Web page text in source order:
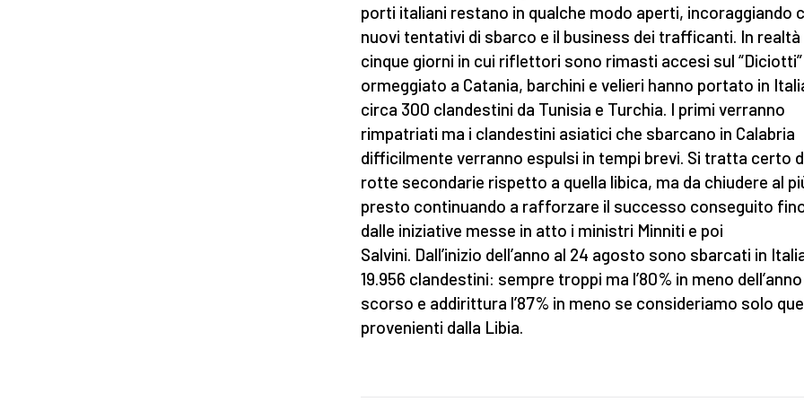
porti italiani restano in qualche modo aperti, incoraggiando
nuovi tentativi di sbarco e il business dei trafficanti. In realtà
cinque giorni in cui riflettori sono rimasti accesi sul “Diciotti”
ormeggiato a Catania, barchini e velieri hanno portato in
circa 300 clandestini da Tunisia e Turchia. I primi verranno
rimpatriati ma i clandestini asiatici che sbarcano in Calabria
difficilmente verranno espulsi in tempi brevi. Si tratta certo
rotte secondarie rispetto a quella libica, ma da chiudere al
presto continuando a rafforzare il successo conseguito
dalle iniziative messe in atto i ministri Minniti e poi
Salvini. Dall’inizio dell’anno al 24 agosto sono sbarcati in
19.956 clandestini: sempre troppi ma l’80% in meno dell’anno
scorso e addirittura l’87% in meno se consideriamo solo
provenienti dalla Libia.